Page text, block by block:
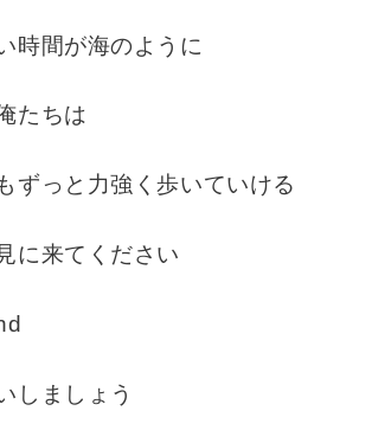
時間が海のように
たちは
ずっと力強く歩いていける
に来てください
しましょう